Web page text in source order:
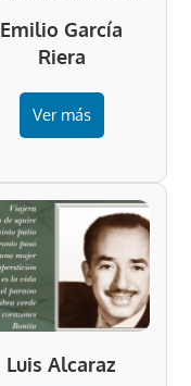
Emilio García
Riera
Ver más
Luis Alcaraz